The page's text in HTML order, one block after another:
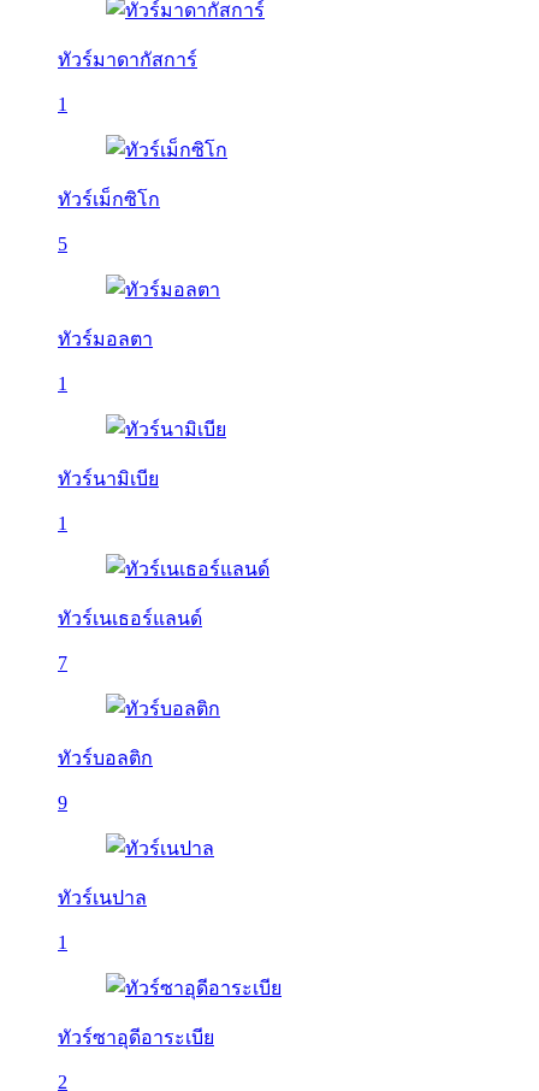
ทัวร์มาดากัสการ์
1
ทัวร์เม็กซิโก
5
ทัวร์มอลตา
1
ทัวร์นามิเบีย
1
ทัวร์เนเธอร์แลนด์
7
ทัวร์บอลติก
9
ทัวร์เนปาล
1
ทัวร์ซาอุดีอาระเบีย
2